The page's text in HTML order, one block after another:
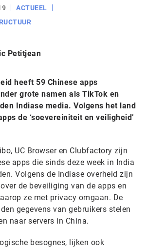
ACTUEEL
Petitjean
heeft 59 Chinese apps
grote namen als TikTok en
Indiase media. Volgens het land
de ‘soevereiniteit en veiligheid’
UC Browser en Clubfactory zijn
apps die sinds deze week in India
Volgens de Indiase overheid zijn
de beveiliging van de apps en
ze met privacy omgaan. De
gegevens van gebruikers stelen
naar servers in China.
besognes, lijken ook